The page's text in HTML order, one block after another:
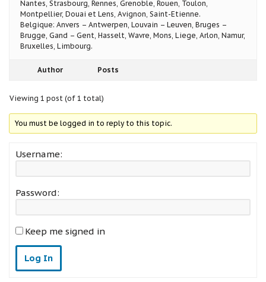
Nantes, Strasbourg, Rennes, Grenoble, Rouen, Toulon,
Montpellier, Douai et Lens, Avignon, Saint-Etienne.
Belgique: Anvers – Antwerpen, Louvain – Leuven, Bruges –
Brugge, Gand – Gent, Hasselt, Wavre, Mons, Liege, Arlon, Namur,
Bruxelles, Limbourg.
Author Posts
Viewing 1 post (of 1 total)
You must be logged in to reply to this topic.
Username:
Password:
Keep me signed in
Log In